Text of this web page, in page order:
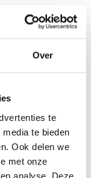
Over
te
te bieden
Ook delen we
met onze
analyse. Deze
Stel vragen
mee over de